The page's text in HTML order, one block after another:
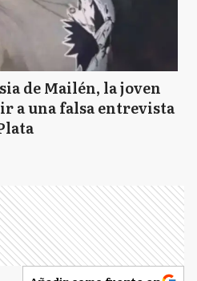
de Mailén, la joven
a una falsa entrevista